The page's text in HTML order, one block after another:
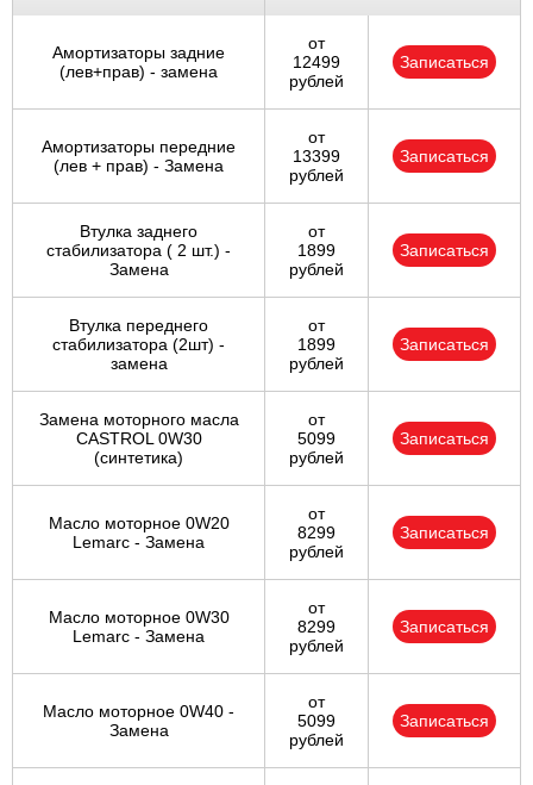
Амортизаторы задние
(лев+прав) - замена
от
12499
рублей
Записаться
Амортизаторы передние
(лев + прав) - Замена
от
13399
рублей
Записаться
Втулка заднего
стабилизатора ( 2 шт.) -
Замена
от
1899
рублей
Записаться
Втулка переднего
стабилизатора (2шт) -
замена
от
1899
рублей
Записаться
Замена моторного масла
CASTROL 0W30
(синтетика)
от
5099
рублей
Записаться
Масло моторное 0W20
Lemarc - Замена
от
8299
рублей
Записаться
Масло моторное 0W30
Lemarc - Замена
от
8299
рублей
Записаться
Масло моторное 0W40 -
Замена
от
5099
рублей
Записаться